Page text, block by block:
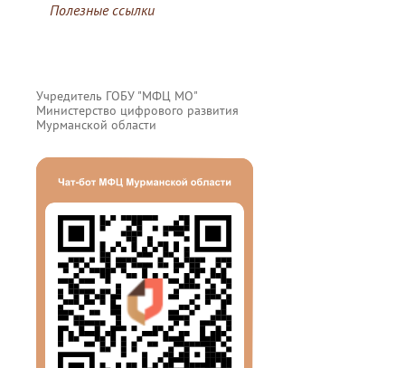
Полезные ссылки
Учредитель ГОБУ "МФЦ МО"
Министерство цифрового развития
Мурманской области